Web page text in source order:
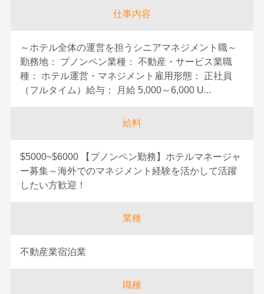
仕事内容
～ホテル全体の運営を担うシニアマネジメント職～
勤務地： プノンペン業種： 不動産・サービス業職
種： ホテル運営・マネジメント雇用形態： 正社員
（フルタイム）給与： 月給 5,000～6,000 U...
給料
$5000~$6000 【プノンペン勤務】ホテルマネージャ
ー募集～海外でのマネジメント経験を活かして活躍
したい方歓迎！
業種
不動産業宿泊業
職種